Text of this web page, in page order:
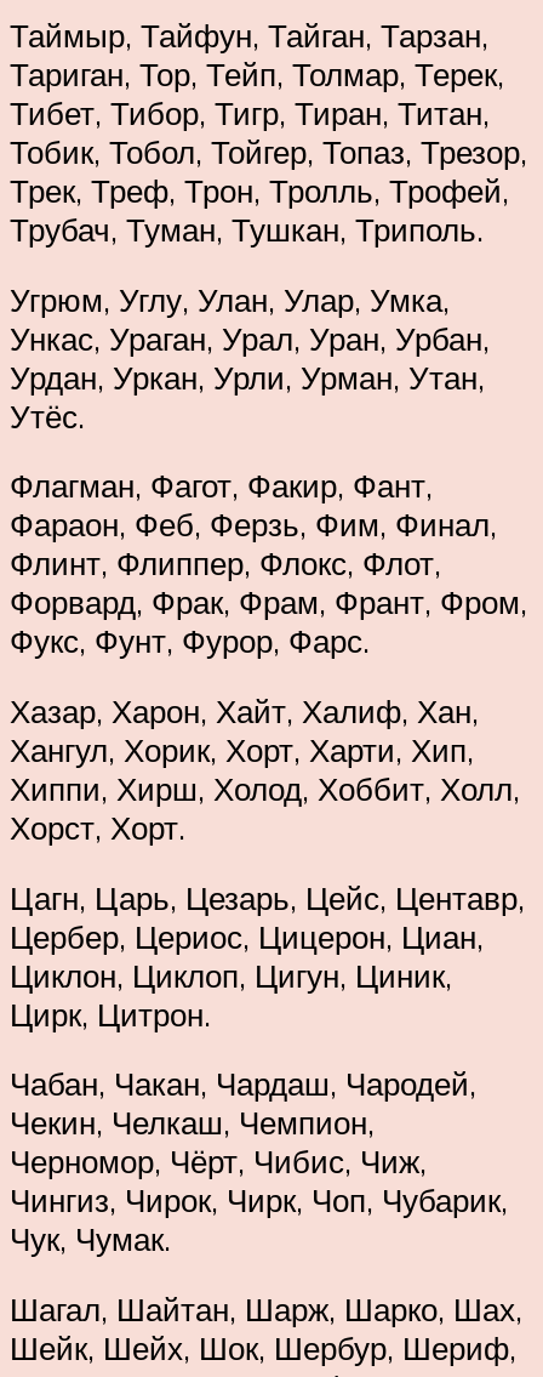
Таймыр, Тайфун, Тайган, Тарзан,
Тариган, Тор, Тейп, Толмар, Терек,
Тибет, Тибор, Тигр, Тиран, Титан,
Тобик, Тобол, Тойгер, Топаз, Трезор,
Трек, Треф, Трон, Тролль, Трофей,
Трубач, Туман, Тушкан, Триполь.
Угрюм, Углу, Улан, Улар, Умка,
Ункас, Ураган, Урал, Уран, Урбан,
Урдан, Уркан, Урли, Урман, Утан,
Утёс.
Флагман, Фагот, Факир, Фант,
Фараон, Феб, Ферзь, Фим, Финал,
Флинт, Флиппер, Флокс, Флот,
Форвард, Фрак, Фрам, Франт, Фром,
Фукс, Фунт, Фурор, Фарс.
Хазар, Харон, Хайт, Халиф, Хан,
Хангул, Хорик, Хорт, Харти, Хип,
Хиппи, Хирш, Холод, Хоббит, Холл,
Хорст, Хорт.
Цагн, Царь, Цезарь, Цейс, Центавр,
Цербер, Цериос, Цицерон, Циан,
Циклон, Циклоп, Цигун, Циник,
Цирк, Цитрон.
Чабан, Чакан, Чардаш, Чародей,
Чекин, Челкаш, Чемпион,
Черномор, Чёрт, Чибис, Чиж,
Чингиз, Чирок, Чирк, Чоп, Чубарик,
Чук, Чумак.
Шагал, Шайтан, Шарж, Шарко, Шах,
Шейк, Шейх, Шок, Шербур, Шериф,